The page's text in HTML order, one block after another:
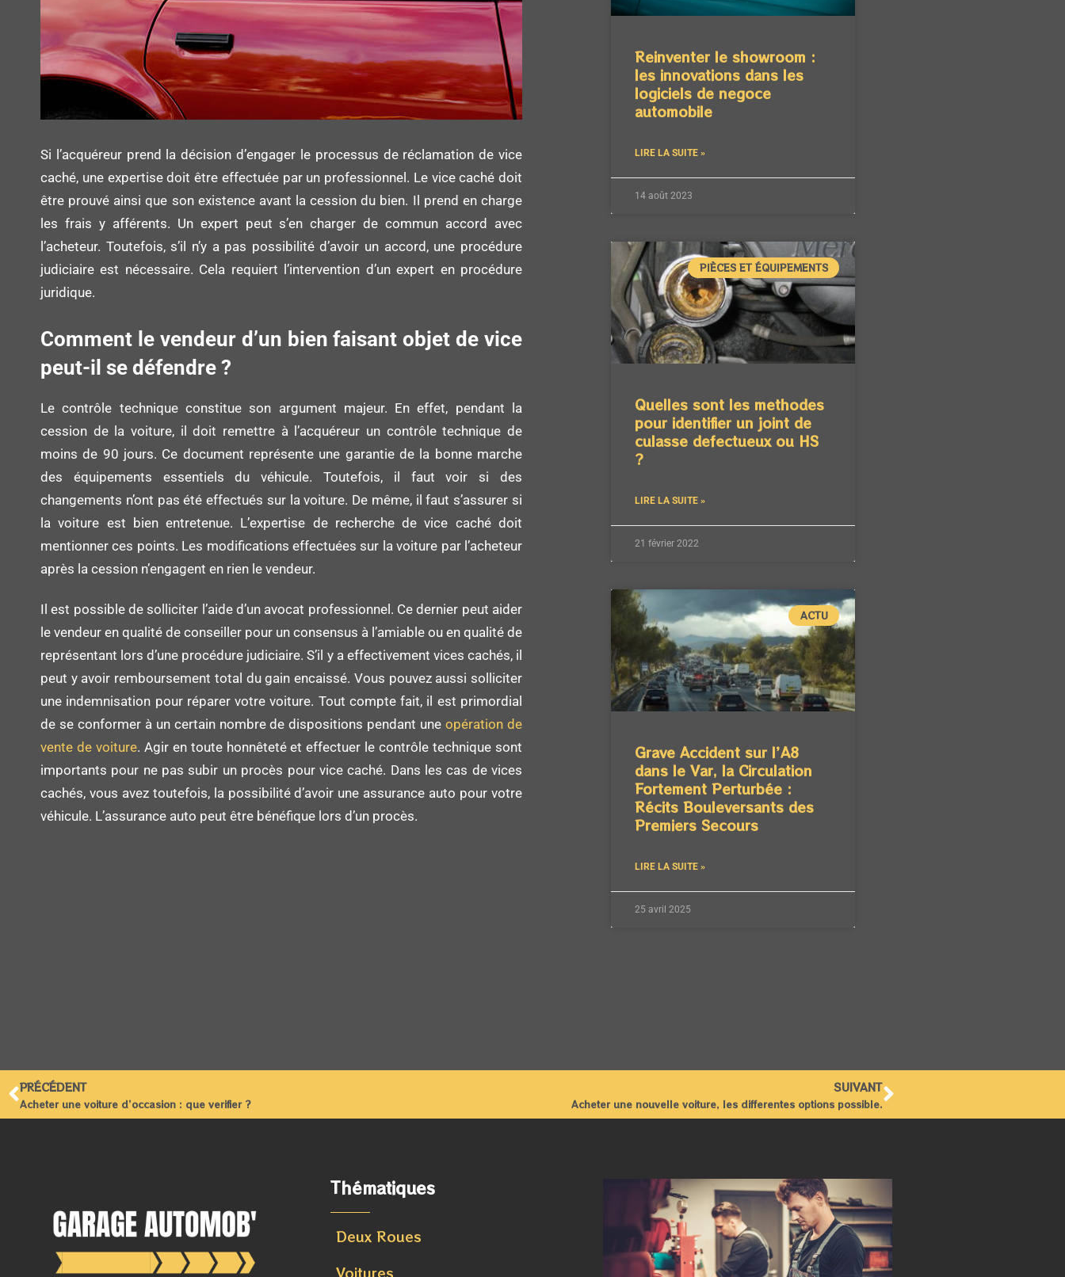
Si l’acquéreur prend la décision d’engager le processus de réclamation de vice
caché, une expertise doit être effectuée par un professionnel. Le vice caché doit
être prouvé ainsi que son existence avant la cession du bien. Il prend en charge
les frais y afférents. Un expert peut s’en charger de commun accord avec
l’acheteur. Toutefois, s’il n’y a pas possibilité d’avoir un accord, une procédure
judiciaire est nécessaire. Cela requiert l’intervention d’un expert en procédure
juridique.
Comment le vendeur d’un bien faisant objet de vice
peut-il se défendre ?
Le contrôle technique constitue son argument majeur. En effet, pendant la
cession de la voiture, il doit remettre à l’acquéreur un contrôle technique de
moins de 90 jours. Ce document représente une garantie de la bonne marche
des équipements essentiels du véhicule. Toutefois, il faut voir si des
changements n’ont pas été effectués sur la voiture. De même, il faut s’assurer si
la voiture est bien entretenue. L’expertise de recherche de vice caché doit
mentionner ces points. Les modifications effectuées sur la voiture par l’acheteur
après la cession n’engagent en rien le vendeur.
Il est possible de solliciter l’aide d’un avocat professionnel. Ce dernier peut aider
le vendeur en qualité de conseiller pour un consensus à l’amiable ou en qualité de
représentant lors d’une procédure judiciaire. S’il y a effectivement vices cachés, il
peut y avoir remboursement total du gain encaissé. Vous pouvez aussi solliciter
une indemnisation pour réparer votre voiture. Tout compte fait, il est primordial
de se conformer à un certain nombre de dispositions pendant uneopération de
vente de voiture. Agir en toute honnêteté et effectuer le contrôle technique sont
importants pour ne pas subir un procès pour vice caché. Dans les cas de vices
cachés, vous avez toutefois, la possibilité d’avoir une assurance auto pour votre
véhicule. L’assurance auto peut être bénéfique lors d’un procès.
Reinventer le showroom :
les innovations dans les
logiciels de negoce
automobile
LIRE LA SUITE »
14 août 2023
PIÈCES ET ÉQUIPEMENTS
Quelles sont les methodes
pour identifier un joint de
culasse defectueux ou HS
?
LIRE LA SUITE »
21 février 2022
ACTU
Grave Accident sur l’A8
dans le Var, la Circulation
Fortement Perturbée :
Récits Bouleversants des
Premiers Secours
LIRE LA SUITE »
25 avril 2025
PRÉCÉDENT
Acheter une voiture d’occasion : que verifier ?
SUIVANT
Acheter une nouvelle voiture, les differentes options possible.
Thématiques
Deux Roues
Voitures